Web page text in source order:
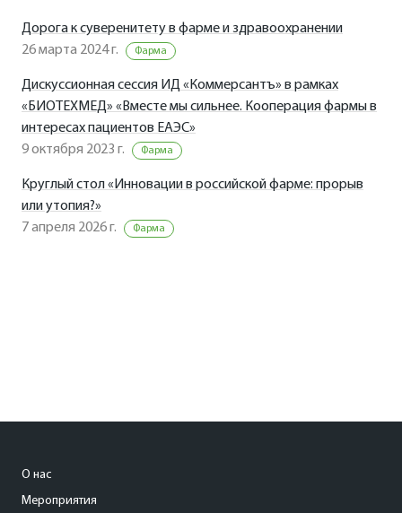
Дорога к суверенитету в фарме и здравоохранении
26 марта 2024 г.
Фарма
Дискуссионная сессия ИД «Коммерсантъ» в рамках
«БИОТЕХМЕД» «Вместе мы сильнее. Кооперация фармы в
интересах пациентов ЕАЭС»
9 октября 2023 г.
Фарма
Круглый стол «Инновации в российской фарме: прорыв
или утопия?»
7 апреля 2026 г.
Фарма
О нас
Мероприятия